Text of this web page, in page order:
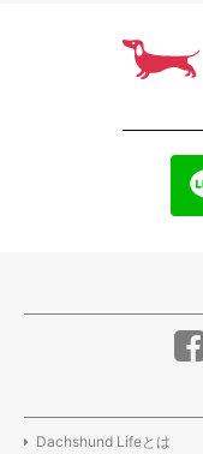
Dachshund Lifeとは